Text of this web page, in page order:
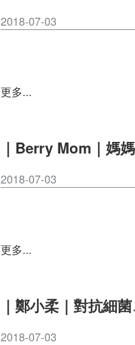
2018-07-03
更多...
｜Berry Mom｜媽
2018-07-03
更多...
｜鄭小柔｜對抗細
2018-07-03